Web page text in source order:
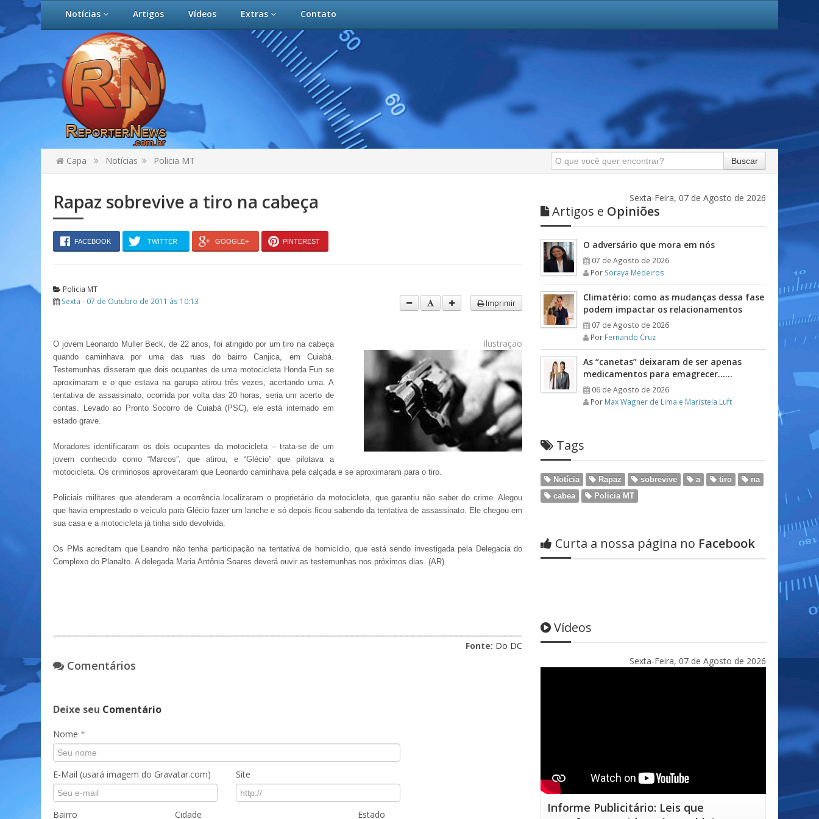
Notícias Artigos Vídeos Extras Contato
Capa Notícias Policia MT Buscar
Rapaz sobrevive a tiro na cabeça
FACEBOOK TWITTER GOOGLE+ PINTEREST
Policia MT
Sexta - 07 de Outubro de 2011 às 10:13
Imprimir
Ilustração
O jovem Leonardo Muller Beck, de 22 anos, foi atingido por um tiro na cabeça
quando caminhava por uma das ruas do bairro Canjica, em Cuiabá.
Testemunhas disseram que dois ocupantes de uma motocicleta Honda Fun se
aproximaram e o que estava na garupa atirou três vezes, acertando uma. A
tentativa de assassinato, ocorrida por volta das 20 horas, seria um acerto de
contas. Levado ao Pronto Socorro de Cuiabá (PSC), ele está internado em
estado grave.
Moradores identificaram os dois ocupantes da motocicleta – trata-se de um
jovem conhecido como “Marcos”, que atirou, e “Glécio” que pilotava a
motocicleta. Os criminosos aproveitaram que Leonardo caminhava pela calçada e se aproximaram para o tiro.
Policiais militares que atenderam a ocorrência localizaram o proprietário da motocicleta, que garantiu não saber do crime. Alegou
que havia emprestado o veículo para Glécio fazer um lanche e só depois ficou sabendo da tentativa de assassinato. Ele chegou em
sua casa e a motocicleta já tinha sido devolvida.
Os PMs acreditam que Leandro não tenha participação na tentativa de homicídio, que está sendo investigada pela Delegacia do
Complexo do Planalto. A delegada Maria Antônia Soares deverá ouvir as testemunhas nos próximos dias. (AR)
Fonte: Do DC
Comentários
Deixe seu Comentário
Nome *
E-Mail (usará imagem do Gravatar.com) Site
Bairro Cidade Estado
Sexta-Feira, 07 de Agosto de 2026
Artigos e Opiniões
O adversário que mora em nós
07 de Agosto de 2026
Por Soraya Medeiros
Climatério: como as mudanças dessa fase
podem impactar os relacionamentos
07 de Agosto de 2026
Por Fernando Cruz
As “canetas” deixaram de ser apenas
medicamentos para emagrecer……
06 de Agosto de 2026
Por Max Wagner de Lima e Maristela Luft
Tags
Notícia Rapaz sobrevive a tiro
na
cabea
Policia MT
Curta a nossa página no Facebook
Vídeos
Sexta-Feira, 07 de Agosto de 2026
Informe Publicitário: Leis que